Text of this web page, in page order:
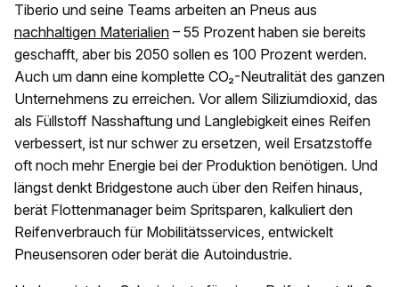
Tiberio und seine Teams arbeiten an Pneus aus
nachhaltigen Materialien – 55 Prozent haben sie bereits
geschafft, aber bis 2050 sollen es 100 Prozent werden.
Auch um dann eine komplette CO₂-Neutralität des ganzen
Unternehmens zu erreichen. Vor allem Siliziumdioxid, das
als Füllstoff Nasshaftung und Langlebigkeit eines Reifen
verbessert, ist nur schwer zu ersetzen, weil Ersatzstoffe
oft noch mehr Energie bei der Produktion benötigen. Und
längst denkt Bridgestone auch über den Reifen hinaus,
berät Flottenmanager beim Spritsparen, kalkuliert den
Reifenverbrauch für Mobilitätsservices, entwickelt
Pneusensoren oder berät die Autoindustrie.